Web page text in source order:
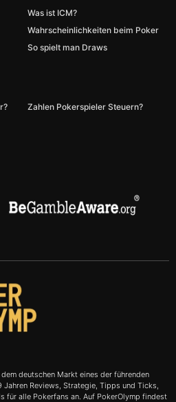
Was ist ICM?
Wahrscheinlichkeiten beim Poker
So spielt man Draws
Zahlen Pokerspieler Steuern?
deutschen Markt eines der führenden
Reviews, Strategie, Tipps und Ticks,
für alle Pokerfans an. Auf PokerOlymp findest